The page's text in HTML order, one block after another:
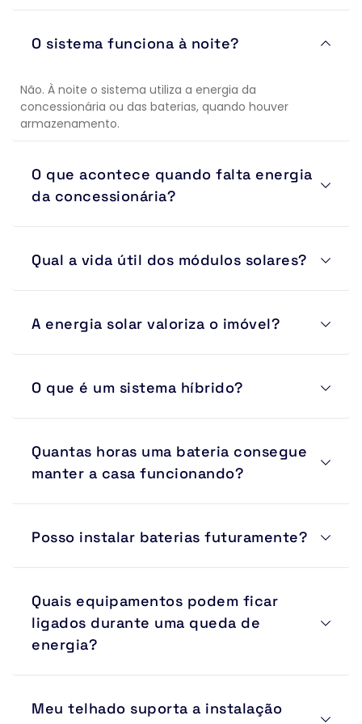
em dias nublados ou chuvosos, porém com produção
O sistema funciona à noite?
Não. À noite o sistema utiliza a energia da
concessionária ou das baterias, quando houver
armazenamento.
O que acontece quando falta energia
da concessionária?
segurança. Para manter equipamentos funcionando
Qual a vida útil dos módulos solares?
garantias de desempenho que podem chegar a 30
A energia solar valoriza o imóvel?
ter maior valorização e atratividade no mercado.
O que é um sistema híbrido?
banco de baterias, permitindo autonomia durante
quedas de energia.
Quantas horas uma bateria consegue
manter a casa funcionando?
banco de baterias. Cada projeto é dimensionado
Posso instalar baterias futuramente?
ampliação futura do banco de baterias.
Quais equipamentos podem ficar
ligados durante uma queda de
energia?
eletrônicos, computadores, televisores e outras cargas
Meu telhado suporta a instalação